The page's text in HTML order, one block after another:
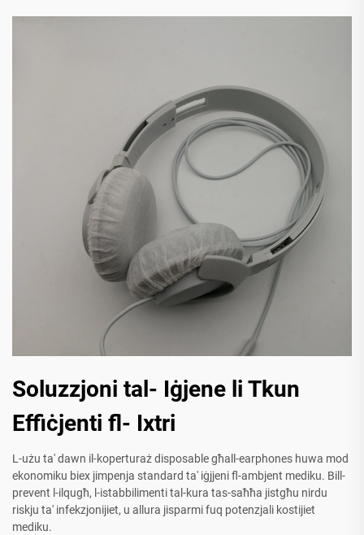
Soluzzjoni tal- Iġjene li Tkun
Effiċjenti fl- Ixtri
L-użu ta' dawn il-koperturaż disposable għall-earphones huwa mod
ekonomiku biex jimpenja standard ta' iġjjeni fl-ambjent mediku. Bill-
prevent l-ilqugħ, l-istabbilimenti tal-kura tas-saħħa jistgħu nirdu
riskju ta' infekzjonijiet, u allura jisparmi fuq potenzjali kostijiet
mediku.